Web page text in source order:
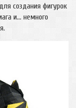
создания фигурок
и... немного